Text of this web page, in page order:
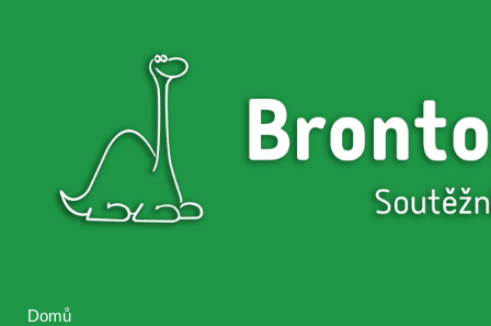
Brontosaurus
Brontosaurus
Domů